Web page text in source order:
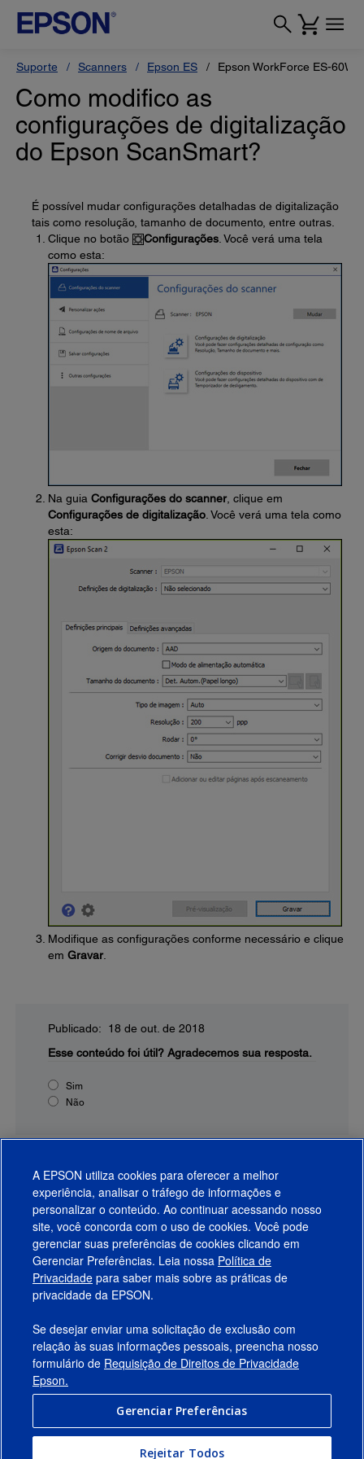
Suporte Scanners Epson ES Epson WorkForce ES-60W
Como modifico as
configurações de digitalização
do Epson ScanSmart?
É possível mudar configurações detalhadas de digitalização
tais como resolução, tamanho de documento, entre outras.
Clique no botão
Configurações . Você verá uma tela
como esta:
Na guia Configurações do scanner, clique em
Configurações de digitalização . Você verá uma tela como
esta:
Modifique as configurações conforme necessário e clique
em Gravar.
Publicado: 18 de out. de 2018
Esse conteúdo foi útil? Agradecemos sua resposta.
Sim
Não
Produtos
Suporte
Links Sugeridos
Empresa
Conecte-se com a Epson
A EPSON utiliza cookies para oferecer a melhor
experiência, analisar o tráfego de informações e
personalizar o conteúdo. Ao continuar acessando nosso
site, você concorda com o uso de cookies. Você pode
gerenciar suas preferências de cookies clicando em
Gerenciar Preferências. Leia nossa Política de
Privacidade para saber mais sobre as práticas de
privacidade da EPSON.
Se desejar enviar uma solicitação de exclusão com
relação às suas informações pessoais, preencha nosso
formulário de Requisição de Direitos de Privacidade
Epson.
Gerenciar Preferências
Rejeitar Todos